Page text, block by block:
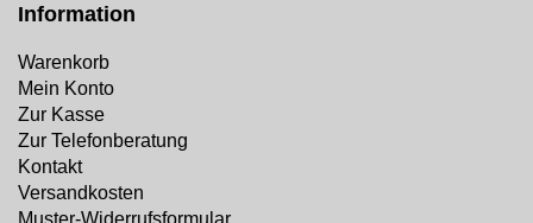
Information
Warenkorb
Mein Konto
Zur Kasse
Zur Telefonberatung
Kontakt
Versandkosten
Muster-Widerrufsformular